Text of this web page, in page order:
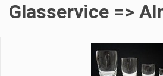
Glasservice =>